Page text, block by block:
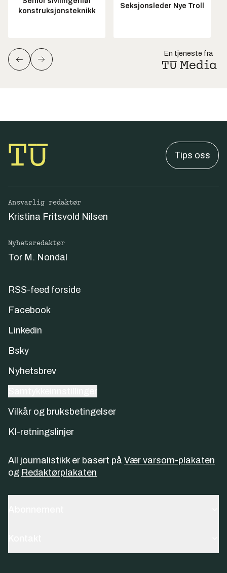
konstruksjonsteknikk
Seksjonsleder Nye Troll
En tjeneste fra
Tips oss
Ansvarlig redaktør
Kristina Fritsvold Nilsen
Nyhetsredaktør
Tor M. Nondal
RSS-feed forside
Facebook
Linkedin
Bsky
Nyhetsbrev
Vilkår og bruksbetingelser
KI-retningslinjer
All journalistikk er basert på Vær varsom-plakaten
og Redaktørplakaten